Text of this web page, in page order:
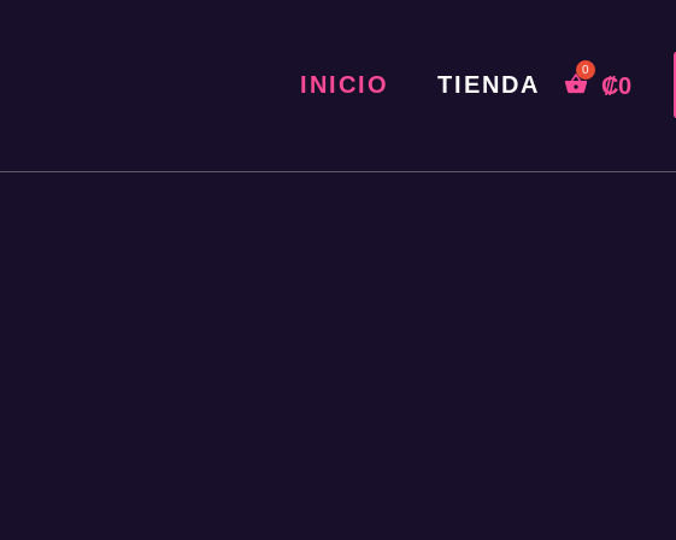
INICIO TIENDA ₡0